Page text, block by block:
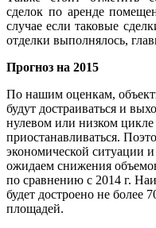
сделок по аренде
случае если таковые
отделки выполнялось,
Прогноз на 2015
По нашим оценкам,
будут достраиваться и
нулевом или низком цикле
приостанавливаться.
экономической ситуации
ожидаем снижения
по сравнению с 2014 г.
будет достроено не более
площадей.